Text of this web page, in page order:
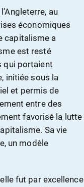
au
économiques
capitalisme a
est resté
qui portaient
initiée sous la
et permis de
entre des
favorisé la lutte
Sa vie
un modèle
fut par excellence